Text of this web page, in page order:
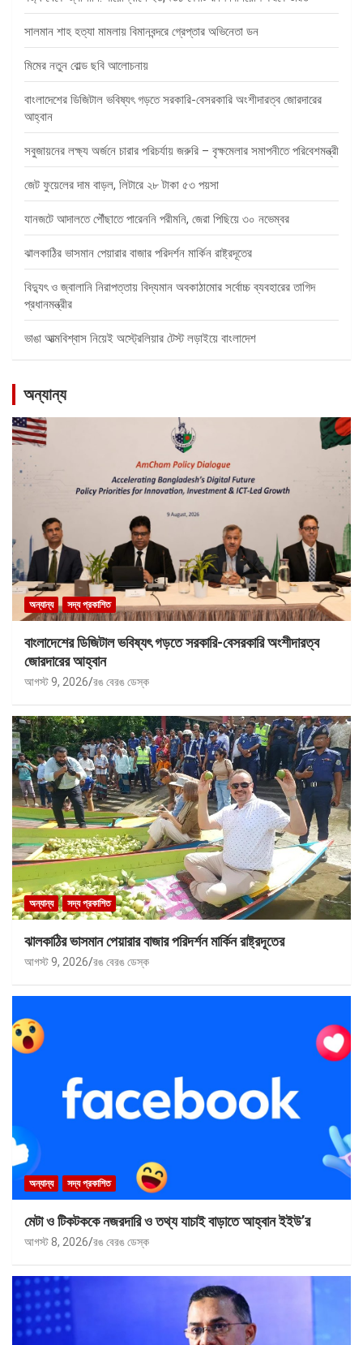
সালমান শাহ হত্যা মামলায় বিমানবন্দরে গ্রেপ্তার অভিনেতা ডন
মিমের নতুন বোল্ড ছবি আলোচনায়
বাংলাদেশের ডিজিটাল ভবিষ্যৎ গড়তে সরকারি-বেসরকারি অংশীদারত্ব জোরদারের
আহ্বান
সবুজায়নের লক্ষ্য অর্জনে চারার পরিচর্যায় জরুরি – বৃক্ষমেলার সমাপনীতে পরিবেশমন্ত্রী
জেট ফুয়েলের দাম বাড়ল, লিটারে ২৮ টাকা ৫৩ পয়সা
যানজটে আদালতে পৌঁছাতে পারেননি পরীমনি, জেরা পিছিয়ে ৩০ নভেম্বর
ঝালকাঠির ভাসমান পেয়ারার বাজার পরিদর্শন মার্কিন রাষ্ট্রদূতের
বিদ্যুৎ ও জ্বালানি নিরাপত্তায় বিদ্যমান অবকাঠামোর সর্বোচ্চ ব্যবহারের তাগিদ
প্রধানমন্ত্রীর
ভাঙা আত্মবিশ্বাস নিয়েই অস্ট্রেলিয়ার টেস্ট লড়াইয়ে বাংলাদেশ
অন্যান্য
অন্যান্য সদ্য প্রকাশিত
বাংলাদেশের ডিজিটাল ভবিষ্যৎ গড়তে সরকারি-বেসরকারি অংশীদারত্ব
জোরদারের আহ্বান
আগস্ট 9, 2026 রঙ বেরঙ ডেস্ক
অন্যান্য সদ্য প্রকাশিত
ঝালকাঠির ভাসমান পেয়ারার বাজার পরিদর্শন মার্কিন রাষ্ট্রদূতের
আগস্ট 9, 2026 রঙ বেরঙ ডেস্ক
অন্যান্য সদ্য প্রকাশিত
মেটা ও টিকটককে নজরদারি ও তথ্য যাচাই বাড়াতে আহ্বান ইইউ’র
আগস্ট 8, 2026 রঙ বেরঙ ডেস্ক